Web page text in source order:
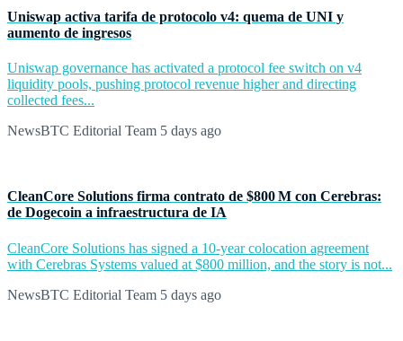
Uniswap activa tarifa de protocolo v4: quema de UNI y
aumento de ingresos
Uniswap governance has activated a protocol fee switch on v4
liquidity pools, pushing protocol revenue higher and directing
collected fees...
NewsBTC Editorial Team 5 days ago
CleanCore Solutions firma contrato de $800 M con Cerebras:
de Dogecoin a infraestructura de IA
CleanCore Solutions has signed a 10-year colocation agreement
with Cerebras Systems valued at $800 million, and the story is not...
NewsBTC Editorial Team 5 days ago